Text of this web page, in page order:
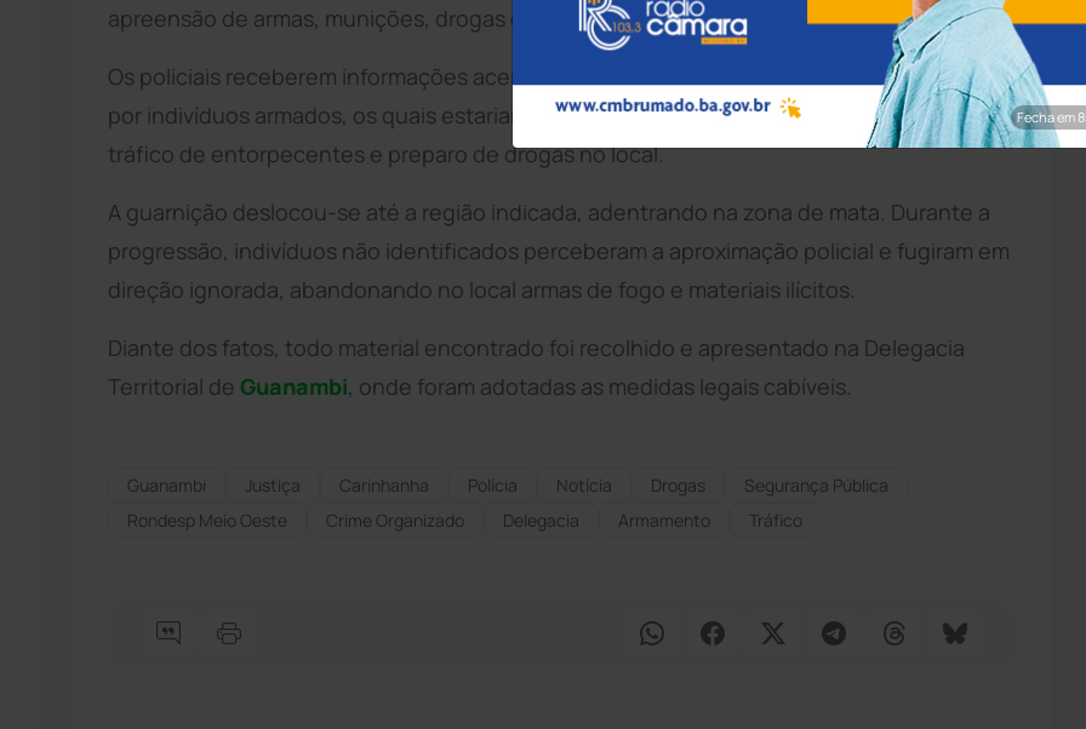
apreensão de armas, munições, drogas e balança de precisão na cidade deCarinhanha.
Os policiais receberem informações acerca da existência de um acampamento utilizado
por indivíduos armados, os quais estariam escondidos em uma área de mata, realizando
tráfico de entorpecentes e preparo de drogas no local.
A guarnição deslocou-se até a região indicada, adentrando na zona de mata. Durante a
progressão, indivíduos não identificados perceberam a aproximação policial e fugiram em
direção ignorada, abandonando no local armas de fogo e materiais ilícitos.
Diante dos fatos, todo material encontrado foi recolhido e apresentado na Delegacia
Territorial de Guanambi, onde foram adotadas as medidas legais cabíveis.
Guanambi Justiça Carinhanha Polícia Notícia Drogas
Segurança Pública
Rondesp Meio Oeste
Crime Organizado Delegacia Armamento Tráfico
Fecha em